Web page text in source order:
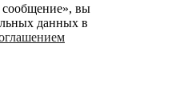
вы
данных в